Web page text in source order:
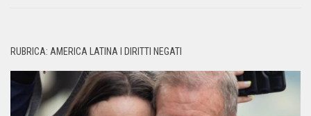
RUBRICA: AMERICA LATINA I DIRITTI NEGATI